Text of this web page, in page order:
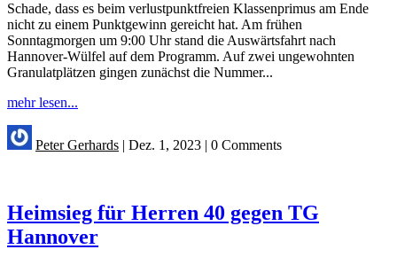
Schade, dass es beim verlustpunktfreien Klassenprimus am Ende
nicht zu einem Punktgewinn gereicht hat. Am frühen
Sonntagmorgen um 9:00 Uhr stand die Auswärtsfahrt nach
Hannover-Wülfel auf dem Programm. Auf zwei ungewohnten
Granulatplätzen gingen zunächst die Nummer...
mehr lesen...
Peter Gerhards | Dez. 1, 2023 | 0 Comments
Heimsieg für Herren 40 gegen TG
Hannover